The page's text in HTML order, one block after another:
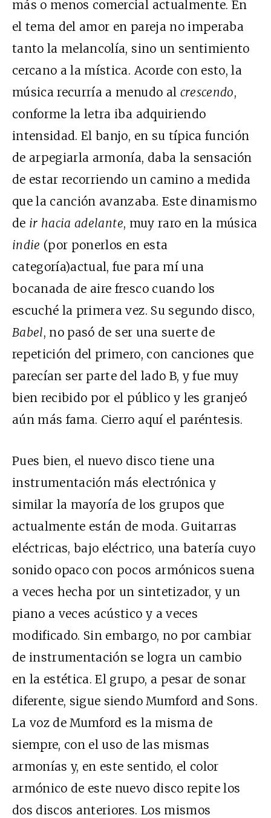
más o menos comercial actualmente. En
el tema del amor en pareja no imperaba
tanto la melancolía, sino un sentimiento
cercano a la mística. Acorde con esto, la
música recurría a menudo al crescendo,
conforme la letra iba adquiriendo
intensidad. El banjo, en su típica función
de arpegiarla armonía, daba la sensación
de estar recorriendo un camino a medida
que la canción avanzaba. Este dinamismo
de ir hacia adelante, muy raro en la música
indie (por ponerlos en esta
categoría)actual, fue para mí una
bocanada de aire fresco cuando los
escuché la primera vez. Su segundo disco,
Babel, no pasó de ser una suerte de
repetición del primero, con canciones que
parecían ser parte del lado B, y fue muy
bien recibido por el público y les granjeó
aún más fama. Cierro aquí el paréntesis.
Pues bien, el nuevo disco tiene una
instrumentación más electrónica y
similar la mayoría de los grupos que
actualmente están de moda. Guitarras
eléctricas, bajo eléctrico, una batería cuyo
sonido opaco con pocos armónicos suena
a veces hecha por un sintetizador, y un
piano a veces acústico y a veces
modificado. Sin embargo, no por cambiar
de instrumentación se logra un cambio
en la estética. El grupo, a pesar de sonar
diferente, sigue siendo Mumford and Sons.
La voz de Mumford es la misma de
siempre, con el uso de las mismas
armonías y, en este sentido, el color
armónico de este nuevo disco repite los
dos discos anteriores. Los mismos